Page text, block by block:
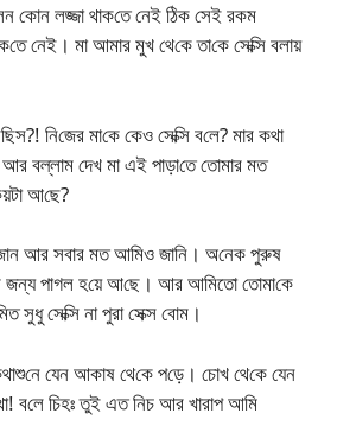
কোন লজ্জা থাক‌তে নেই ঠিক সেই রকম
নেই। মা আমার মুখ থে‌কে তা‌কে সে‌ক্সি বলায়
নি‌জের মা‌কে কেও সে‌ক্সি ব‌লে? মার কথা
বল্লাম দেখ মা এই পাড়া‌তে তোমার মত
আ‌ছে?
আর সবার মত আ‌মিও জা‌নি। অ‌নেক পুরুষ
জন্য পাগল হ‌য়ে আ‌ছে। আর আ‌মিতো তোমা‌কে
সুধু সে‌ক্সি না পুরা সেক্স বোম।
যেন আকাষ থে‌কে প‌ড়ে। চোখ থে‌কে যেন
ব‌লে চিহঃ তুই এত নিচ আর খারাপ আ‌মি